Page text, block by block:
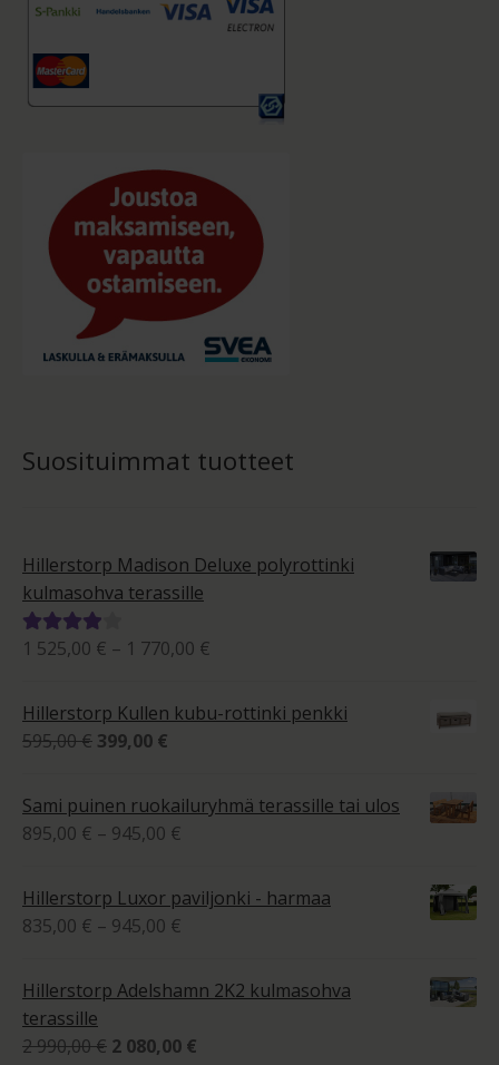
Suosituimmat tuotteet
Hillerstorp Madison Deluxe polyrottinki
kulmasohva terassille
Arvostelu
4.00
1 525,00 € – 1 770,00 €
525,00 €
Hillerstorp Kullen kubu-rottinki penkki
595,00€ Alkuperäinen
595,00 €.
399,00 €
on:
399,00 €.
Sami puinen ruokailuryhmä terassille tai ulos
895,00 € – 945,00 €
945,00 €
Hillerstorp Luxor paviljonki - harmaa
835,00 € – 945,00 €
Hillerstorp Adelshamn 2K2 kulmasohva
terassille
2 990,00€ Alkuperäinen
2 080,00 €